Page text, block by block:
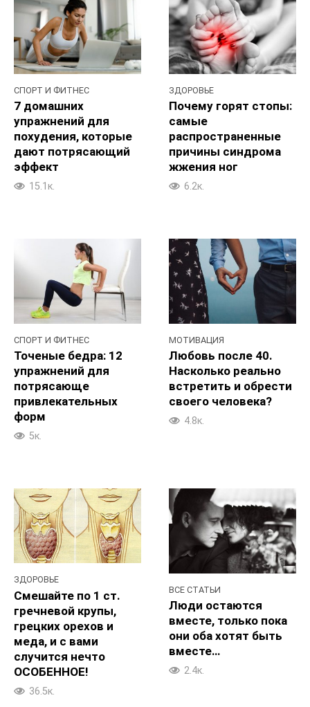
СПОРТ И ФИТНЕС
7 домашних
упражнений для
похудения, которые
дают потрясающий
эффект
15.1к.
ЗДОРОВЬЕ
Почему горят стопы:
самые
распространенные
причины синдрома
жжения ног
6.2к.
СПОРТ И ФИТНЕС
Точеные бедра: 12
упражнений для
потрясающе
привлекательных
форм
5к.
МОТИВАЦИЯ
Любовь после 40.
Насколько реально
встретить и обрести
своего человека?
4.8к.
ЗДОРОВЬЕ
Смешайте по 1 ст.
гречневой крупы,
грецких орехов и
меда, и с вами
случится нечто
ОСОБЕННОЕ!
36.5к.
ВСЕ СТАТЬИ
Люди остаются
вместе, только пока
они оба хотят быть
вместе…
2.4к.